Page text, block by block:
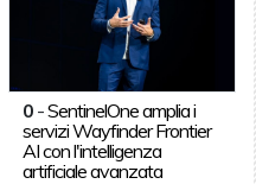
0 -SentinelOne amplia i
servizi Wayfinder Frontier
AI con l'intelligenza
artificiale avanzata